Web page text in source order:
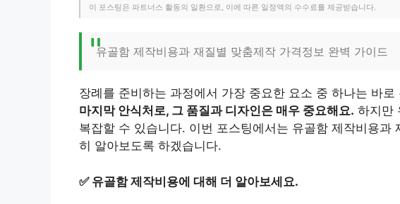
이 포스팅은 파트너스 활동의 일환으로, 이에 따른 일정액의 수수료를 제공받습니다.
유골함 제작비용과 재질별 맞춤제작 가격정보 완벽 가이드
장례를 준비하는 과정에서 가장 중요한 요소 중 하나는 바로
마지막 안식처로, 그 품질과 디자인은 매우 중요해요. 하지만
복잡할 수 있습니다. 이번 포스팅에서는 유골함 제작비용과
히 알아보도록 하겠습니다.
✅ 유골함 제작비용에 대해 더 알아보세요.